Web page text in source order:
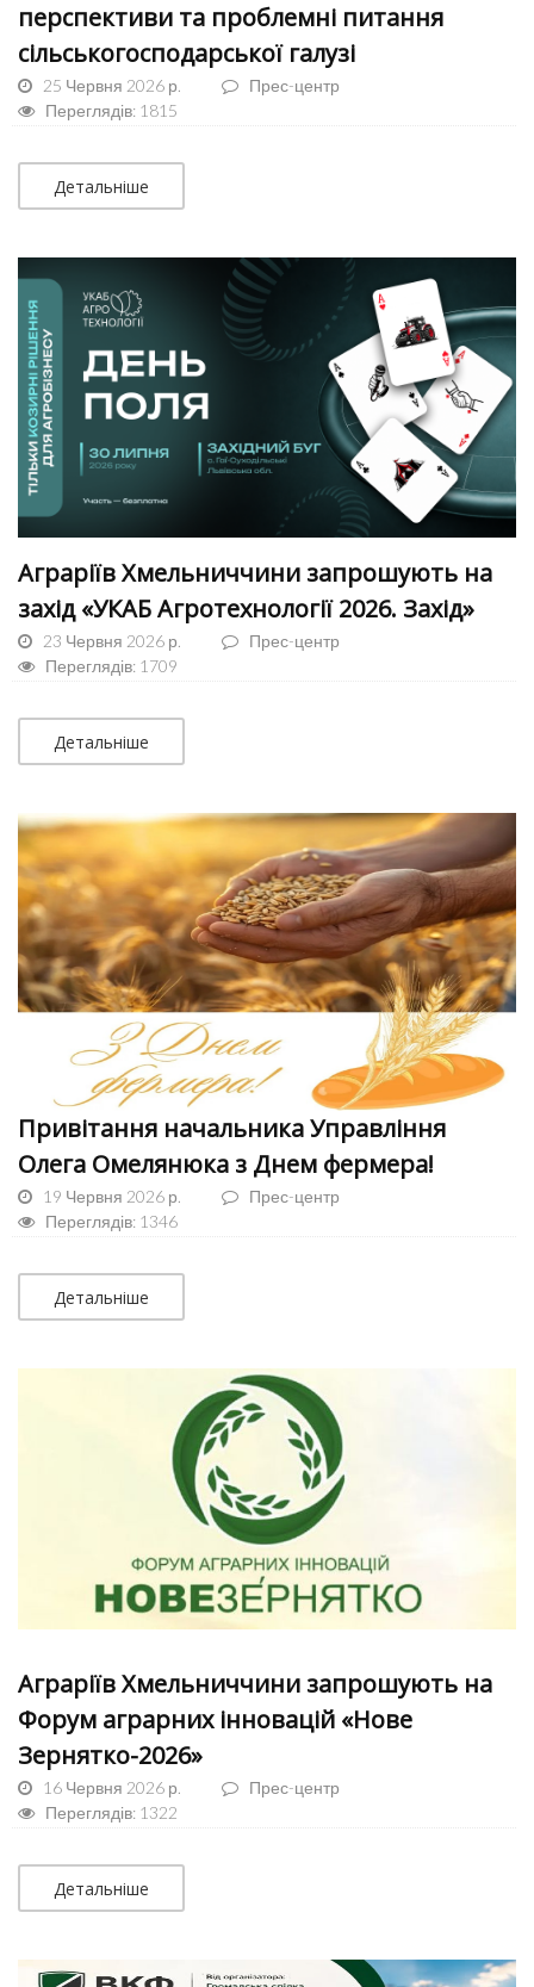
перспективи та проблемні питання
сільськогосподарської галузі
25 Червня 2026 р.
Прес-центр
Переглядів: 1815
Детальніше
Аграріїв Хмельниччини запрошують на
захід «УКАБ Агротехнології 2026. Захід»
23 Червня 2026 р.
Прес-центр
Переглядів: 1709
Детальніше
Привітання начальника Управління
Олега Омелянюка з Днем фермера!
19 Червня 2026 р.
Прес-центр
Переглядів: 1346
Детальніше
Аграріїв Хмельниччини запрошують на
Форум аграрних інновацій «Нове
Зернятко-2026»
16 Червня 2026 р.
Прес-центр
Переглядів: 1322
Детальніше